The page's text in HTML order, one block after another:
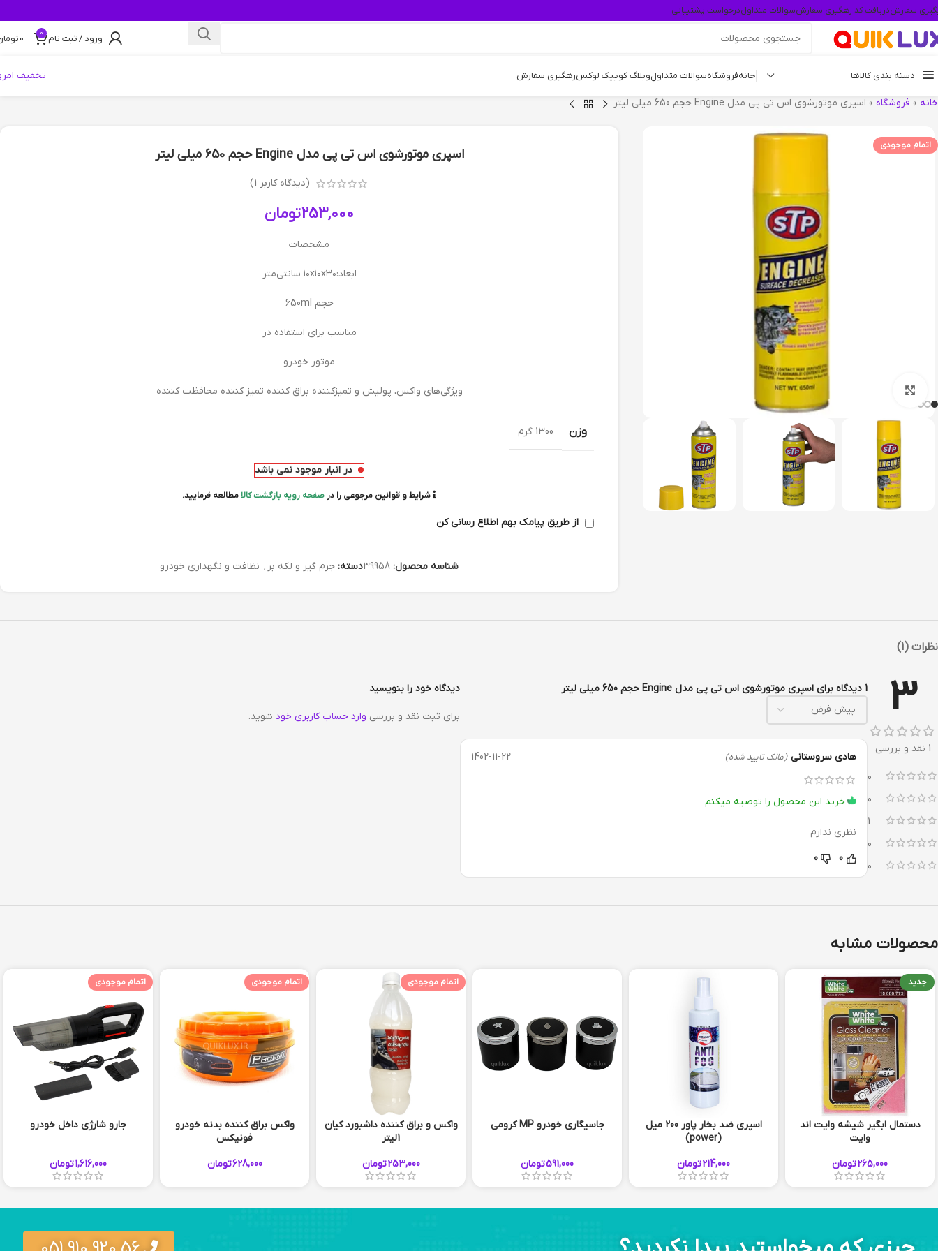
سفارشدریافت کد رهگیری سفارشسوالات متداولدرخواست پشتیبانی
ورود / ثبت نام 0
0
دسته بندی کالاها خانهفروشگاهسوالات متداولوبلاگ کوییک لوکسرهگیری سفارش تخفیف
خانه » فروشگاه » اسپری موتورشوی اس تی پی مدل Engine حجم 650 میلی لیتر
اتمام موجودی
اسپری موتورشوی اس تی پی مدل Engine حجم 650 میلی لیتر
(دیدگاه کاربر 1
)
253,000تومان
مشخصات
ابعاد:۱۰x۱۰x۳۰ سانتی‌متر
حجم 650ml
مناسب برای استفاده در
موتور خودرو
ویژگی‌های واکس، پولیش و تمیزکننده براق کننده تمیز کننده محافظت کننده
وزن 1300 گرم
در انبار موجود نمی باشد
شرایط و قوانین مرجوعی را در صفحه رویه بازگشت کالامطالعه فرمایید.
از طریق پیامک بهم اطلاع رسانی کن
شناسه محصول: 39958دسته: جرم گیر و لکه بر , نظافت و نگهداری خودرو
نظرات (1)
3
1 نقد و بررسی
0
0
1
0
0
1 دیدگاه برای اسپری موتورشوی اس تی پی مدل Engine حجم 650 میلی لیتر
هادی سروستانی (مالک تایید شده) 1402-11-22
خرید این محصول را توصیه میکنم
نظری ندارم
0
0
دیدگاه خود را بنویسید
برای ثبت نقد و بررسی وارد حساب کاربری خود شوید.
محصولات مشابه
جدید
دستمال ابگیر شیشه وایت اند
وایت
265,000تومان
اسپری ضد بخار پاور 200 میل
(power)
214,000تومان
جاسیگاری خودرو MP کرومی
591,000تومان
اتمام موجودی
واکس و براق کننده داشبورد کیان
1لیتر
253,000تومان
اتمام موجودی
واکس براق کننده بدنه خودرو
فونیکس
628,000تومان
اتمام موجودی
جارو شارژی داخل خودرو
1,616,000تومان